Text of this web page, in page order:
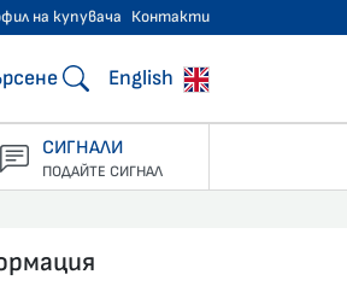
на купувача Контакти
English
СИГНАЛИ
ПОДАЙТЕ СИГНАЛ